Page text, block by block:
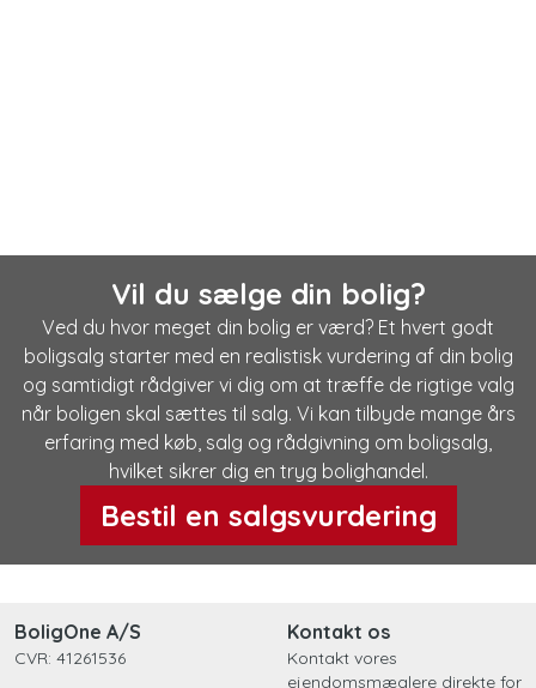
Vil du sælge din bolig?
Ved du hvor meget din bolig er værd? Et hvert godt
boligsalg starter med en realistisk vurdering af din bolig
og samtidigt rådgiver vi dig om at træffe de rigtige valg
når boligen skal sættes til salg. Vi kan tilbyde mange års
erfaring med køb, salg og rådgivning om boligsalg,
hvilket sikrer dig en tryg bolighandel.
Bestil en salgsvurdering
BoligOne A/S
CVR: 41261536
Kontakt os
Kontakt vores
ejendomsmæglere direkte for